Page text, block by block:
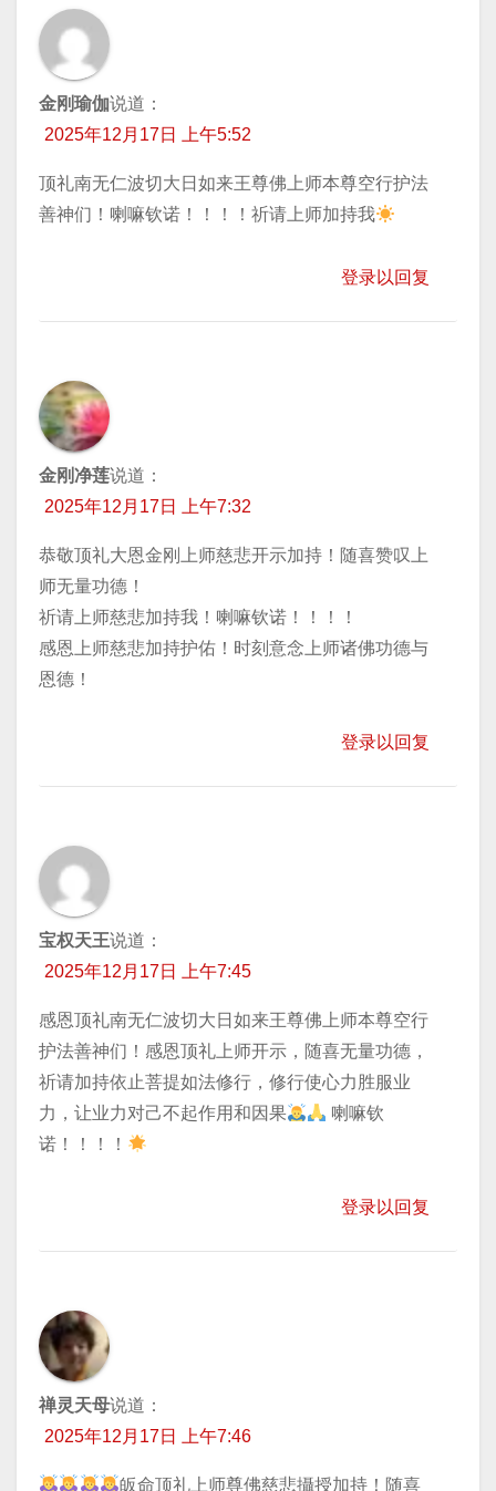
金刚瑜伽说道：
2025年12月17日 上午5:52
顶礼南无仁波切大日如来王尊佛上师本尊空行护法
善神们！喇嘛钦诺！！！！祈请上师加持我
登录以回复
金刚净莲说道：
2025年12月17日 上午7:32
恭敬顶礼大恩金刚上师慈悲开示加持！随喜赞叹上
师无量功德！
祈请上师慈悲加持我！喇嘛钦诺！！！！
感恩上师慈悲加持护佑！时刻意念上师诸佛功德与
恩德！
登录以回复
宝权天王说道：
2025年12月17日 上午7:45
感恩顶礼南无仁波切大日如来王尊佛上师本尊空行
护法善神们！感恩顶礼上师开示，随喜无量功德，
祈请加持​依止菩提如法修行，修行使心力胜服业
力，让业力对己不起作用和因果
喇嘛钦
诺！！！！
登录以回复
禅灵天母说道：
2025年12月17日 上午7:46
皈命顶礼上师尊佛慈悲攝授加持！随喜